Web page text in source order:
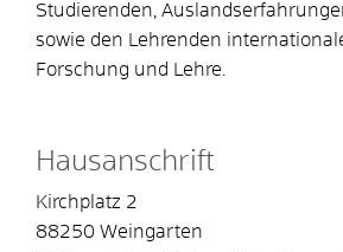
Studierenden,
sowie den Lehrenden
Forschung und Lehre.
Hausanschrift
Kirchplatz 2
88250 Weingarten